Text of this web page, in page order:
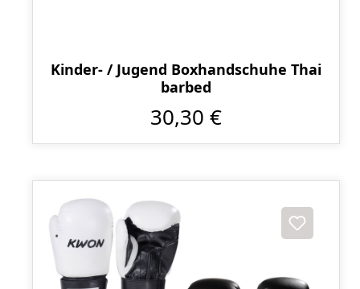
Kinder- / Jugend Boxhandschuhe Thai
barbed
30,30 €